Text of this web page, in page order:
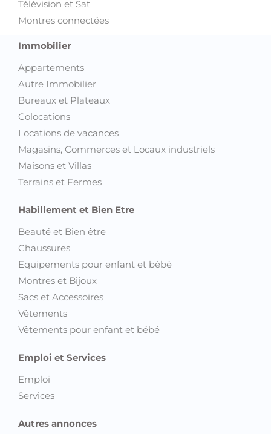
Télévision et Sat
Montres connectées
Immobilier
Appartements
Autre Immobilier
Bureaux et Plateaux
Colocations
Locations de vacances
Magasins, Commerces et Locaux industriels
Maisons et Villas
Terrains et Fermes
Habillement et Bien Etre
Beauté et Bien être
Chaussures
Equipements pour enfant et bébé
Montres et Bijoux
Sacs et Accessoires
Vêtements
Vêtements pour enfant et bébé
Emploi et Services
Emploi
Services
Autres annonces